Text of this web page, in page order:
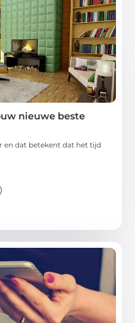
nieuwe beste
en dat betekent dat het tijd